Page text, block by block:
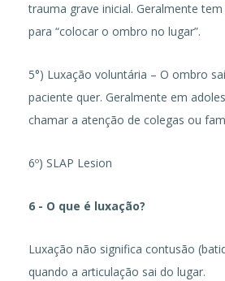
trauma grave inicial. Geralmente
para “colocar o ombro no lugar”.
5°) Luxação voluntária – O ombro
paciente quer. Geralmente em
chamar a atenção de colegas ou
6º) SLAP Lesion
6 - O que é luxação?
Luxação não significa contusão
quando a articulação sai do lugar.